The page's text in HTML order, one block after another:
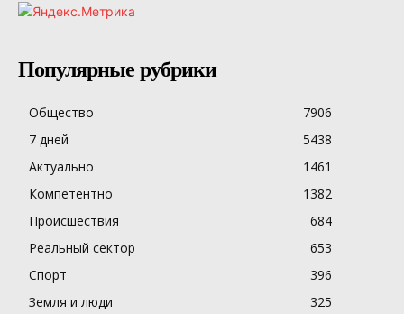
Популярные рубрики
Общество
7906
7 дней
5438
Актуально
1461
Компетентно
1382
Происшествия
684
Реальный сектор
653
Спорт
396
Земля и люди
325